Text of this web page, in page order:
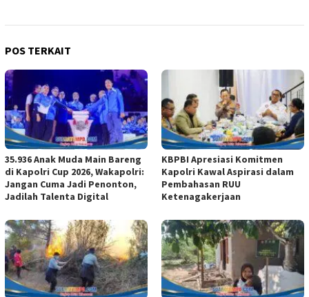
POS TERKAIT
35.936 Anak Muda Main Bareng
di Kapolri Cup 2026, Wakapolri:
Jangan Cuma Jadi Penonton,
Jadilah Talenta Digital
KBPBI Apresiasi Komitmen
Kapolri Kawal Aspirasi dalam
Pembahasan RUU
Ketenagakerjaan